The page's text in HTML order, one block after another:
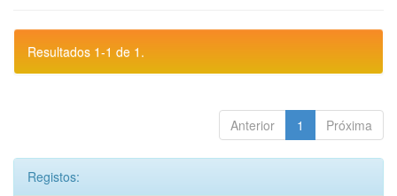
Resultados 1-1 de 1.
Anterior 1 Próxima
Registos: